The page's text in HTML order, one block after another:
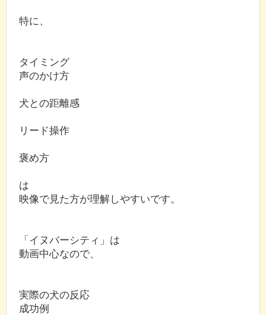
特に、
タイミング
声のかけ方
犬との距離感
リード操作
褒め方
は
映像で見た方が理解しやすいです。
「イヌバーシティ」は
動画中心なので、
実際の犬の反応
成功例